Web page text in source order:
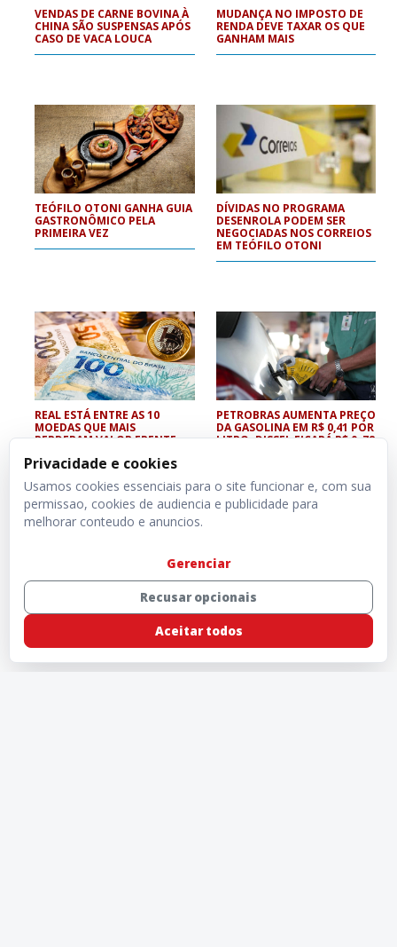
VENDAS DE CARNE BOVINA À
CHINA SÃO SUSPENSAS APÓS
CASO DE VACA LOUCA
MUDANÇA NO IMPOSTO DE
RENDA DEVE TAXAR OS QUE
GANHAM MAIS
TEÓFILO OTONI GANHA GUIA
GASTRONÔMICO PELA
PRIMEIRA VEZ
DÍVIDAS NO PROGRAMA
DESENROLA PODEM SER
NEGOCIADAS NOS CORREIOS
EM TEÓFILO OTONI
REAL ESTÁ ENTRE AS 10
MOEDAS QUE MAIS
PERDERAM VALOR FRENTE
PETROBRAS AUMENTA PREÇO
DA GASOLINA EM R$ 0,41 POR
LITRO; DISSEL FICARÁ R$ 0, 78
Privacidade e cookies
Usamos cookies essenciais para o site funcionar e, com sua
permissao, cookies de audiencia e publicidade para
melhorar conteudo e anuncios.
Gerenciar
Recusar opcionais
Aceitar todos